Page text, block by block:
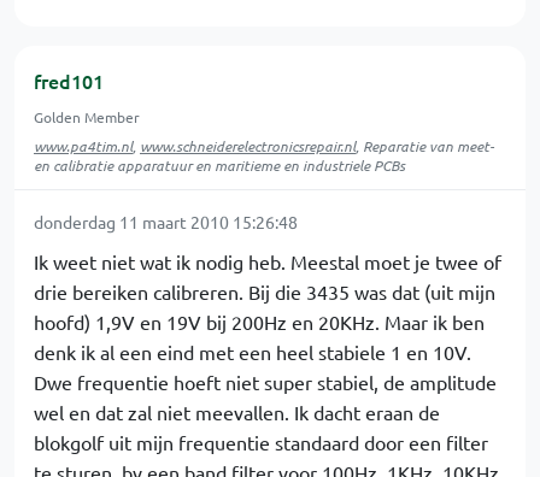
fred101
Golden Member
www.pa4tim.nl, www.schneiderelectronicsrepair.nl, Reparatie van meet-
en calibratie apparatuur en maritieme en industriele PCBs
donderdag 11 maart 2010 15:26:48
Ik weet niet wat ik nodig heb. Meestal moet je twee of
drie bereiken calibreren. Bij die 3435 was dat (uit mijn
hoofd) 1,9V en 19V bij 200Hz en 20KHz. Maar ik ben
denk ik al een eind met een heel stabiele 1 en 10V.
Dwe frequentie hoeft niet super stabiel, de amplitude
wel en dat zal niet meevallen. Ik dacht eraan de
blokgolf uit mijn frequentie standaard door een filter
te sturen. bv een band filter voor 100Hz, 1KHz, 10KHz